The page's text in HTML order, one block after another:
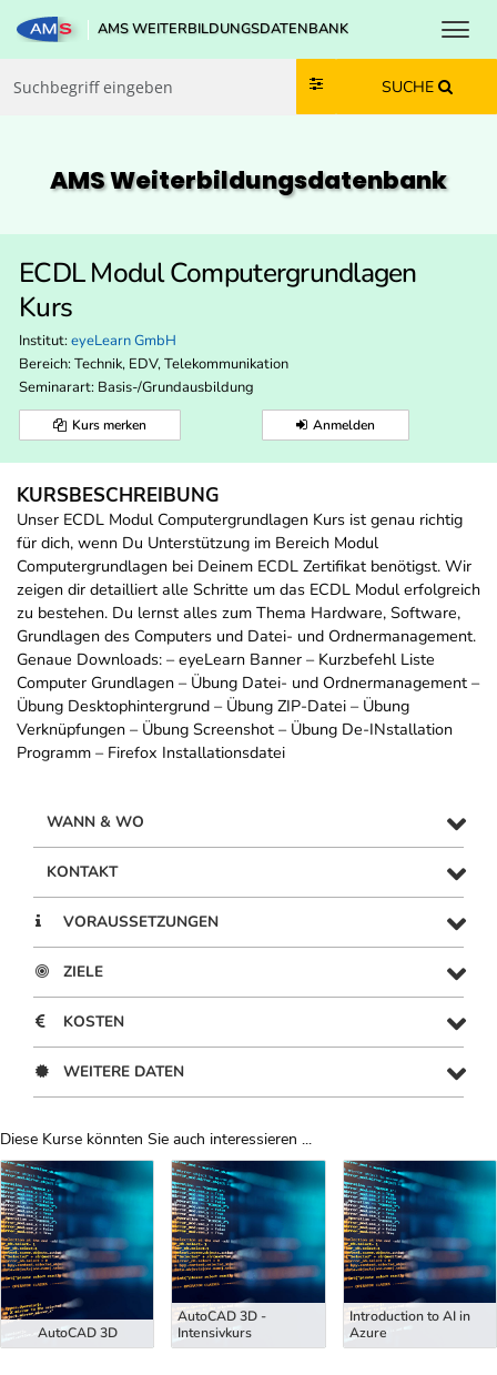
Zum Inhalt springen
Zum Navmenü springen
Zur Suche springen
Zur Footer springen
AMS WEITERBILDUNGSDATENBANK
SUCHE
AMS Weiterbildungs­datenbank
ECDL Modul Computergrundlagen
Kurs
Institut: eyeLearn GmbH
Bereich: Technik, EDV, Telekommunikation
Seminarart: Basis-/Grundausbildung
Kurs merken Anmelden
KURSBESCHREIBUNG
Unser ECDL Modul Computergrundlagen Kurs ist genau richtig
für dich, wenn Du Unterstützung im Bereich Modul
Computergrundlagen bei Deinem ECDL Zertifikat benötigst. Wir
zeigen dir detailliert alle Schritte um das ECDL Modul erfolgreich
zu bestehen. Du lernst alles zum Thema Hardware, Software,
Grundlagen des Computers und Datei- und Ordnermanagement.
Genaue Downloads: – eyeLearn Banner – Kurzbefehl Liste
Computer Grundlagen – Übung Datei- und Ordnermanagement –
Übung Desktophintergrund – Übung ZIP-Datei – Übung
Verknüpfungen – Übung Screenshot – Übung De-INstallation
Programm – Firefox Installationsdatei
WANN & WO
KONTAKT
VORAUSSETZUNGEN
ZIELE
KOSTEN
WEITERE DATEN
Diese Kurse könnten Sie auch interessieren ...
Uber Weiterbildungsvorschläge
AutoCAD 3D
AutoCAD 3D -
Intensivkurs
Introduction to AI in
Azure